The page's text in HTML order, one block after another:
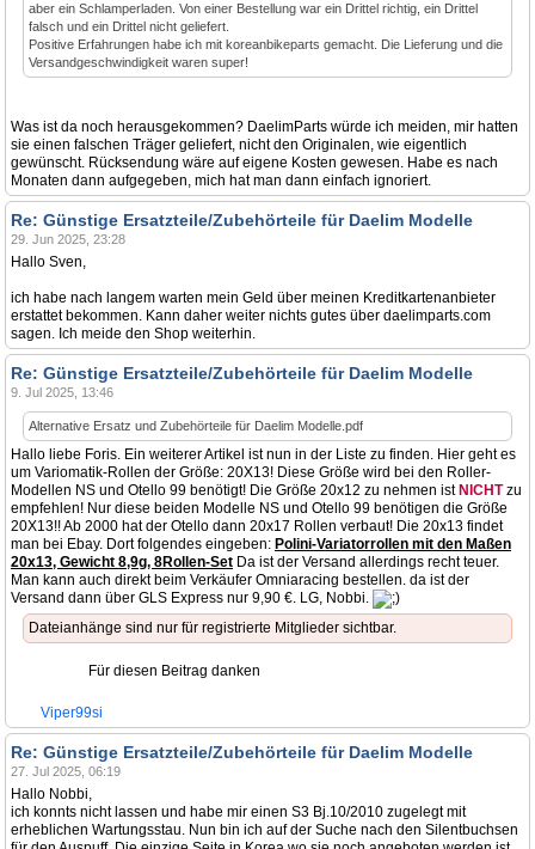
aber ein Schlamperladen. Von einer Bestellung war ein Drittel richtig, ein Drittel
falsch und ein Drittel nicht geliefert.
Positive Erfahrungen habe ich mit koreanbikeparts gemacht. Die Lieferung und die
Versandgeschwindigkeit waren super!
Was ist da noch herausgekommen? DaelimParts würde ich meiden, mir hatten
sie einen falschen Träger geliefert, nicht den Originalen, wie eigentlich
gewünscht. Rücksendung wäre auf eigene Kosten gewesen. Habe es nach
Monaten dann aufgegeben, mich hat man dann einfach ignoriert.
Re: Günstige Ersatzteile/Zubehörteile für Daelim Modelle
29. Jun 2025, 23:28
Hallo Sven,
ich habe nach langem warten mein Geld über meinen Kreditkartenanbieter
erstattet bekommen. Kann daher weiter nichts gutes über daelimparts.com
sagen. Ich meide den Shop weiterhin.
Re: Günstige Ersatzteile/Zubehörteile für Daelim Modelle
9. Jul 2025, 13:46
Alternative Ersatz und Zubehörteile für Daelim Modelle.pdf
Hallo liebe Foris. Ein weiterer Artikel ist nun in der Liste zu finden. Hier geht es
um Variomatik-Rollen der Größe: 20X13! Diese Größe wird bei den Roller-
Modellen NS und Otello 99 benötigt! Die Größe 20x12 zu nehmen ist NICHTzu
empfehlen! Nur diese beiden Modelle NS und Otello 99 benötigen die Größe
20X13!! Ab 2000 hat der Otello dann 20x17 Rollen verbaut! Die 20x13 findet
man bei Ebay. Dort folgendes eingeben: Polini-Variatorrollen mit den Maßen
20x13, Gewicht 8,9g, 8Rollen-Set Da ist der Versand allerdings recht teuer.
Man kann auch direkt beim Verkäufer Omniaracing bestellen. da ist der
Versand dann über GLS Express nur 9,90 €. LG, Nobbi.
Dateianhänge sind nur für registrierte Mitglieder sichtbar.
Für diesen Beitrag danken
Viper99si
Re: Günstige Ersatzteile/Zubehörteile für Daelim Modelle
27. Jul 2025, 06:19
Hallo Nobbi,
ich konnts nicht lassen und habe mir einen S3 Bj.10/2010 zugelegt mit
erheblichen Wartungsstau. Nun bin ich auf der Suche nach den Silentbuchsen